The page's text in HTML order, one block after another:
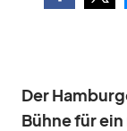
Der
Bühne für